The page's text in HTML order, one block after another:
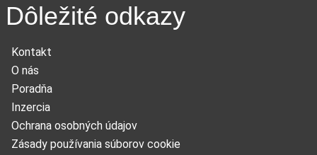
Dôležité odkazy
Kontakt
O nás
Poradňa
Inzercia
Ochrana osobných údajov
Zásady používania súborov cookie